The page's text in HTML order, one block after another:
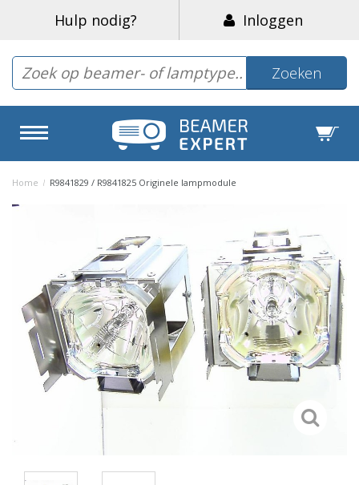
Hulp nodig? Inloggen
Zoeken
Home / R9841829 / R9841825 Originele lampmodule